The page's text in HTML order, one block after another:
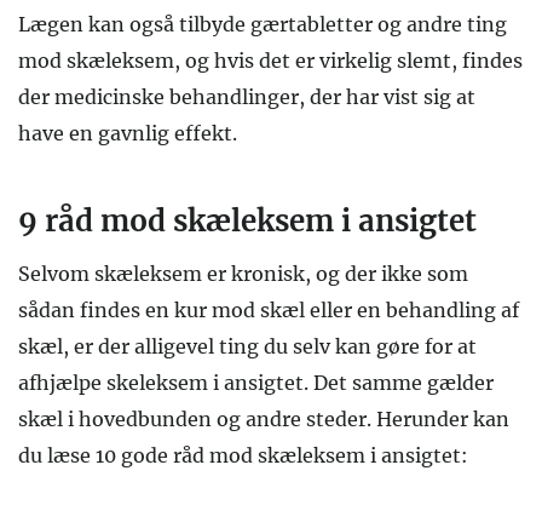
Lægen kan også tilbyde gærtabletter og andre ting
mod skæleksem, og hvis det er virkelig slemt, findes
der medicinske behandlinger, der har vist sig at
have en gavnlig effekt.
9 råd mod skæleksem i ansigtet
Selvom skæleksem er kronisk, og der ikke som
sådan findes en kur mod skæl eller en behandling af
skæl, er der alligevel ting du selv kan gøre for at
afhjælpe skeleksem i ansigtet. Det samme gælder
skæl i hovedbunden og andre steder. Herunder kan
du læse 10 gode råd mod skæleksem i ansigtet: